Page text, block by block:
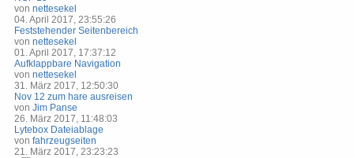
von nettesekel
04. April 2017, 23:55:26
Feststehender Seitenbereich
von nettesekel
01. April 2017, 17:37:12
Aufklappbare Navigation
von nettesekel
31. März 2017, 12:50:30
Nov 12 zum hare ausreisen
von Jim Panse
26. März 2017, 11:48:03
Lytebox Dateiablage
von fahrzeugseiten
21. März 2017, 23:23:23